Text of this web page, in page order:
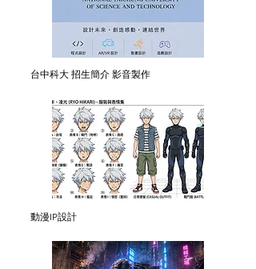
台中科大 招生簡介 影音製作
動漫IP設計